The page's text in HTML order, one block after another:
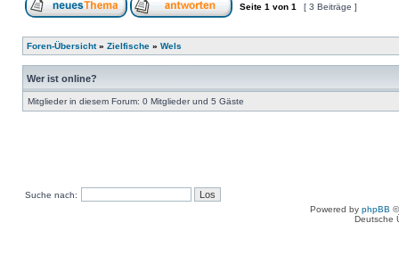
Seite 1 von 1 [ 3 Beiträge ]
Foren-Übersicht» Zielfische » Wels
Wer ist online?
Mitglieder in diesem Forum: 0 Mitglieder und 5 Gäste
Suche nach:
Powered by phpBB
Deutsche